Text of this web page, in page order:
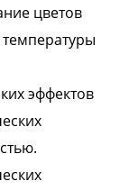
цветов
эффектов